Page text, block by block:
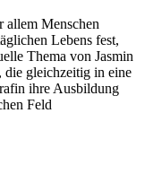
allem Menschen
Lebens fest,
Thema von Jasmin
gleichzeitig in eine
ihre Ausbildung
Feld